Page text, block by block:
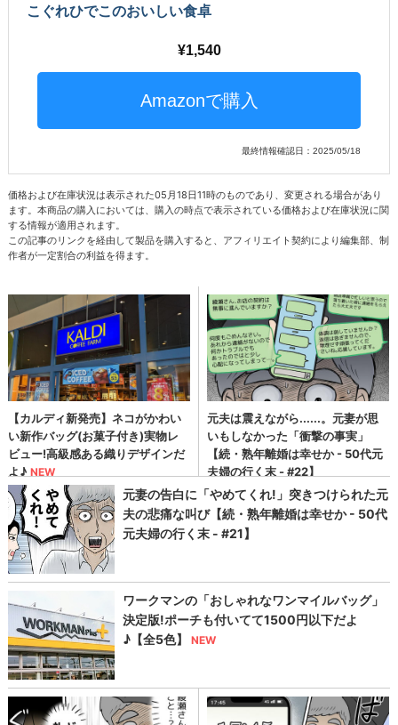
こぐれひでこのおいしい食卓
1,540
最終情報確認日：2025/05/18
価格および在庫状況は表示された05月18日11時のものであり、変更される場合があり
ます。本商品の購入においては、購入の時点で表示されている価格および在庫状況に関
する情報が適用されます。
この記事のリンクを経由して製品を購入すると、アフィリエイト契約により編集部、制
作者が一定割合の利益を得ます。